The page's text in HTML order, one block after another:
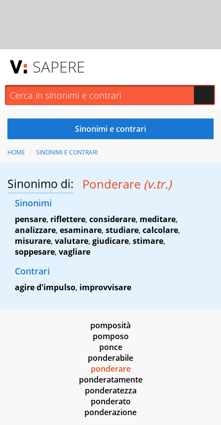
SAPERE
HOME SINONIMI E CONTRARI
Sinonimo di: Ponderare (v.tr.)
Sinonimi
pensare, riflettere, considerare, meditare,
analizzare, esaminare, studiare, calcolare,
misurare, valutare, giudicare, stimare,
soppesare, vagliare
Contrari
agire d'impulso, improvvisare
pomposità
pomposo
ponce
ponderabile
ponderare
ponderatamente
ponderatezza
ponderato
ponderazione